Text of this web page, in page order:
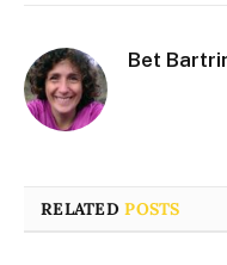
Bet
RELATEDPOSTS